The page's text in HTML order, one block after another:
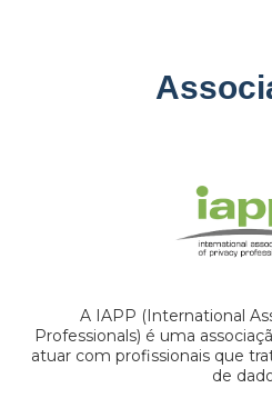
A IAPP (International
Professionals) é uma
atuar com profissionais que
de